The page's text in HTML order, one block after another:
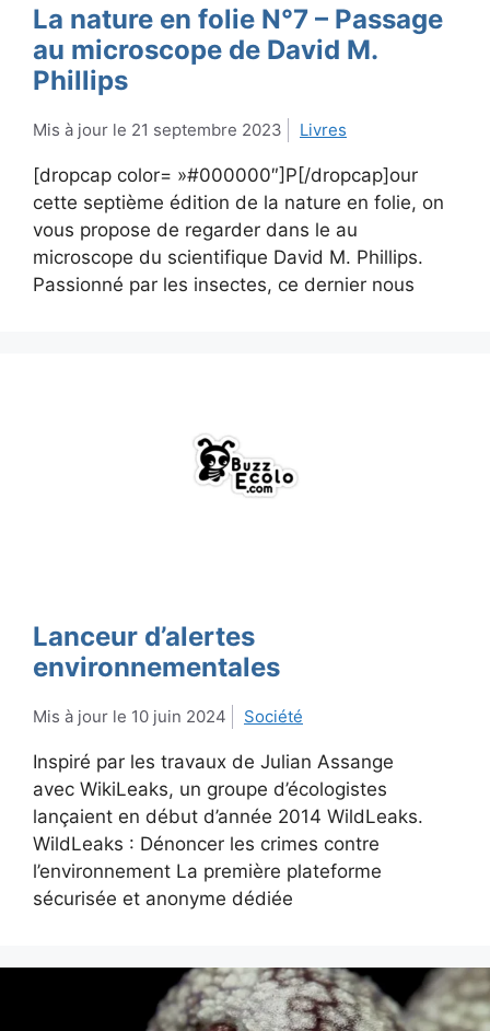
La nature en folie N°7 – Passage
au microscope de David M.
Phillips
21 septembre 2023 Livres
[dropcap color= »#000000″]P[/dropcap]our
cette septième édition de la nature en folie, on
vous propose de regarder dans le au
microscope du scientifique David M. Phillips.
Passionné par les insectes, ce dernier nous
Lanceur d’alertes
environnementales
10 juin 2024 Société
Inspiré par les travaux de Julian Assange
avec WikiLeaks, un groupe d’écologistes
lançaient en début d’année 2014 WildLeaks.
WildLeaks : Dénoncer les crimes contre
l’environnement La première plateforme
sécurisée et anonyme dédiée